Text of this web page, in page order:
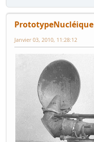
PrototypeNucléique
Janvier 03, 2010, 11:28:12